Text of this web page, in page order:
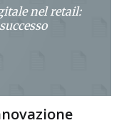
nel retail: